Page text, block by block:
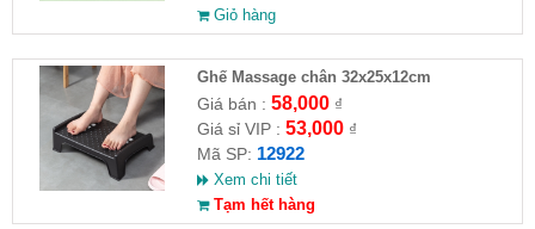
Giỏ hàng
Ghế Massage chân 32x25x12cm
Giá bán : 58,000₫
Giá sỉ VIP : 53,000₫
Mã SP: 12922
Xem chi tiết
Tạm hết hàng